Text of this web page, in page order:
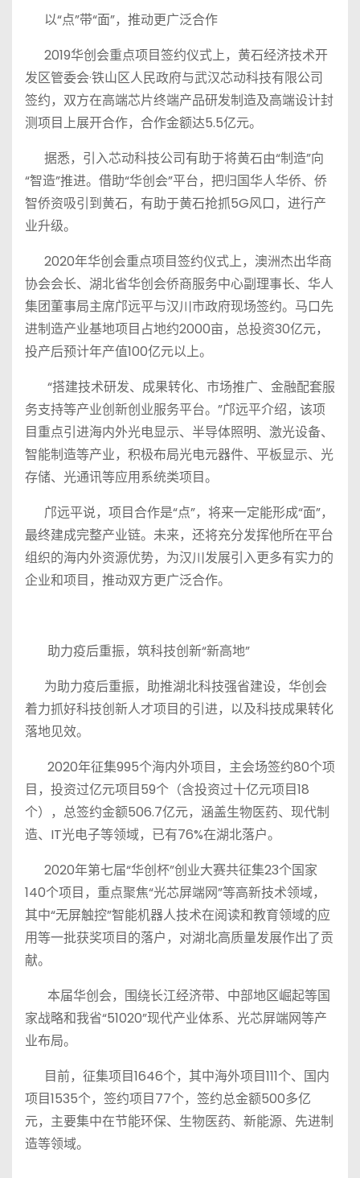
以“点”带“面”，推动更广泛合作
2019华创会重点项目签约仪式上，黄石经济技术开
发区管委会·铁山区人民政府与武汉芯动科技有限公司
签约，双方在高端芯片终端产品研发制造及高端设计封
测项目上展开合作，合作金额达5.5亿元。
据悉，引入芯动科技公司有助于将黄石由“制造”向
“智造”推进。借助“华创会”平台，把归国华人华侨、侨
智侨资吸引到黄石，有助于黄石抢抓5G风口，进行产
业升级。
2020年华创会重点项目签约仪式上，澳洲杰出华商
协会会长、湖北省华创会侨商服务中心副理事长、华人
集团董事局主席邝远平与汉川市政府现场签约。马口先
进制造产业基地项目占地约2000亩，总投资30亿元，
投产后预计年产值100亿元以上。
“搭建技术研发、成果转化、市场推广、金融配套服
务支持等产业创新创业服务平台。”邝远平介绍，该项
目重点引进海内外光电显示、半导体照明、激光设备、
智能制造等产业，积极布局光电元器件、平板显示、光
存储、光通讯等应用系统类项目。
邝远平说，项目合作是“点”，将来一定能形成“面”，
最终建成完整产业链。未来，还将充分发挥他所在平台
组织的海内外资源优势，为汉川发展引入更多有实力的
企业和项目，推动双方更广泛合作。
助力疫后重振，筑科技创新“新高地”
为助力疫后重振，助推湖北科技强省建设，华创会
着力抓好科技创新人才项目的引进，以及科技成果转化
落地见效。
2020年征集995个海内外项目，主会场签约80个项
目，投资过亿元项目59个（含投资过十亿元项目18
个），总签约金额506.7亿元，涵盖生物医药、现代制
造、IT光电子等领域，已有76%在湖北落户。
2020年第七届“华创杯”创业大赛共征集23个国家
140个项目，重点聚焦“光芯屏端网”等高新技术领域，
其中“无屏触控”智能机器人技术在阅读和教育领域的应
用等一批获奖项目的落户，对湖北高质量发展作出了贡
献。
本届华创会，围绕长江经济带、中部地区崛起等国
家战略和我省“51020”现代产业体系、光芯屏端网等产
业布局。
目前，征集项目1646个，其中海外项目111个、国内
项目1535个，签约项目77个，签约总金额500多亿
元，主要集中在节能环保、生物医药、新能源、先进制
造等领域。